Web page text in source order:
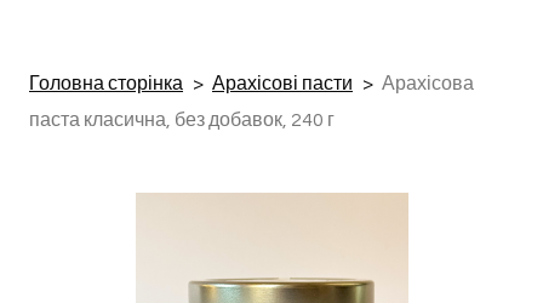
Головна сторінка Арахісові пасти
Арахісова
паста класична, без добавок, 240 г